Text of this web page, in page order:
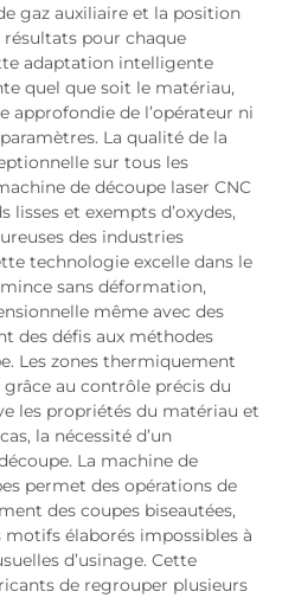
gaz auxiliaire et la position
pour chaque
adaptation intelligente
quel que soit le matériau,
approfondie de l’opérateur ni
La qualité de la
sur tous les
de découpe laser CNC
et exempts d’oxydes,
des industries
technologie excelle dans le
sans déformation,
même avec des
des défis aux méthodes
Les zones thermiquement
au contrôle précis du
les propriétés du matériau et
la nécessité d’un
La machine de
permet des opérations de
des coupes biseautées,
élaborés impossibles à
d’usinage. Cette
de regrouper plusieurs